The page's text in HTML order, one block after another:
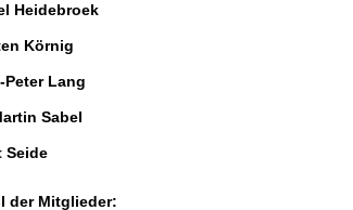
Heidebroek
Körnig
Peter Lang
Sabel
Seide
der Mitglieder: